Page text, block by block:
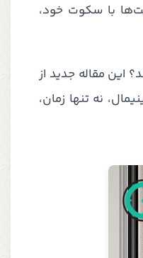
با سکوت خود،
این مقاله جدید از
نه تنها زمان،